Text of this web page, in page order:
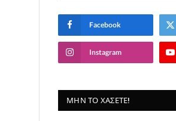
Facebook
Instagram
ΜΗΝ ΤΟ ΧΆΣΕΤΕ!